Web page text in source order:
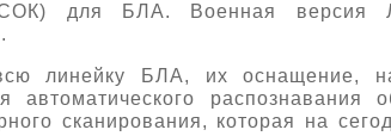
для БЛА. Военная
линейку БЛА, их оснащение,
автоматического
сканирования, которая на